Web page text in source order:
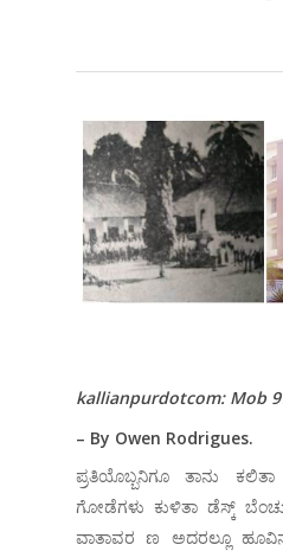
kallianpurdotcom: Mob
– By Owen Rodrigues.
ಪ್ರತಿಯೊಬ್ಬನಿಗೂ ತಾನು
ಗೋಡೆಗಳು ಕುಳಿತಾ ಡೆಸ್ಕ್
ವಾತಾವರ ಣ ಅದರಲ್ಲೂ